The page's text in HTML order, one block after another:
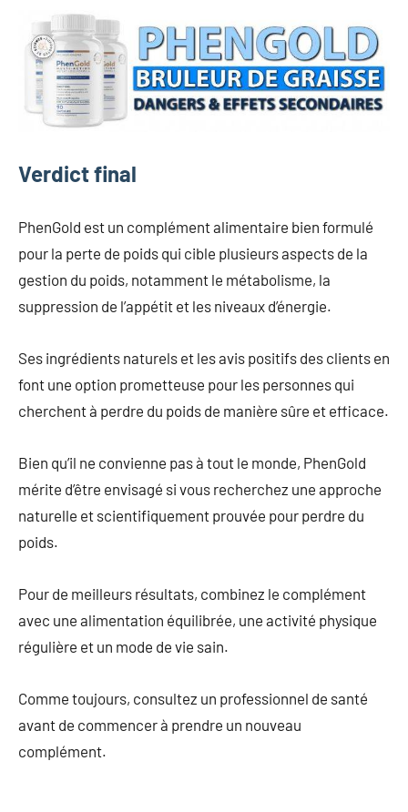
Verdict final
PhenGold est un complément alimentaire bien formulé
pour la perte de poids qui cible plusieurs aspects de la
gestion du poids, notamment le métabolisme, la
suppression de l’appétit et les niveaux d’énergie.
Ses ingrédients naturels et les avis positifs des clients en
font une option prometteuse pour les personnes qui
cherchent à perdre du poids de manière sûre et efficace.
Bien qu’il ne convienne pas à tout le monde, PhenGold
mérite d’être envisagé si vous recherchez une approche
naturelle et scientifiquement prouvée pour perdre du
poids.
Pour de meilleurs résultats, combinez le complément
avec une alimentation équilibrée, une activité physique
régulière et un mode de vie sain.
Comme toujours, consultez un professionnel de santé
avant de commencer à prendre un nouveau
complément.